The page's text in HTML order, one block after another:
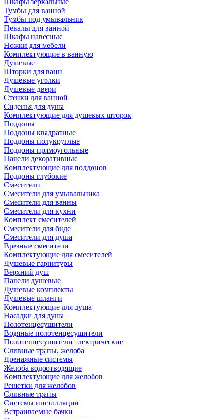
Шкафы зеркальные
Тумбы для ванной
Тумбы под умывальник
Пеналы для ванной
Шкафы навесные
Ножки для мебели
Комплектующие в ванную
Душевые
Шторки для ванн
Душевые уголки
Душевые двери
Стенки для ванной
Сиденья для душа
Комплектующие для душевых шторок
Поддоны
Поддоны квадратные
Поддоны полукруглые
Поддоны прямоугольные
Панели декоративные
Комплектующие для поддонов
Поддоны глубокие
Смесители
Смесители для умывальника
Смесители для ванны
Смесители для кухни
Комплект смесителей
Смесители для биде
Смесители для душа
Врезные смесители
Комплектующие для смесителей
Душевые гарнитуры
Верхний душ
Панели душевые
Душевые комплекты
Душевые шланги
Комплектующие для душа
Насадки для душа
Полотенцесушители
Водяные полотенцесушители
Полотенцесушители электрические
Сливные трапы, желоба
Дренажные системы
Желоба водоотводящие
Комплектующие для желобов
Решетки для желобов
Сливные трапы
Системы инсталляции
Встраиваемые бачки